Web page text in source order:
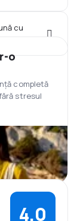
cu
o
completă
stresul
4,0